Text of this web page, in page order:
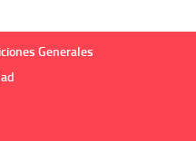
Generales